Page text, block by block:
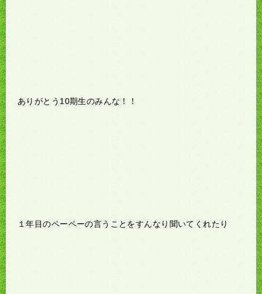
ありがとう10期生のみんな！！
１年目のペーペーの言うことをすんなり聞いてくれたり